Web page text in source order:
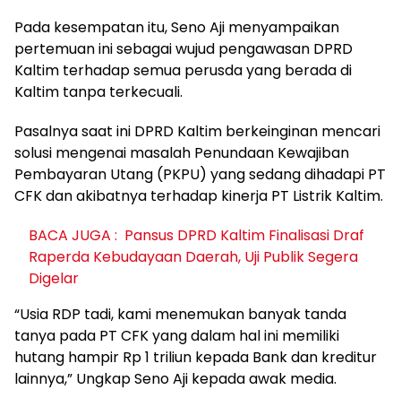
Pada kesempatan itu, Seno Aji menyampaikan
pertemuan ini sebagai wujud pengawasan DPRD
Kaltim terhadap semua perusda yang berada di
Kaltim tanpa terkecuali.
Pasalnya saat ini DPRD Kaltim berkeinginan mencari
solusi mengenai masalah Penundaan Kewajiban
Pembayaran Utang (PKPU) yang sedang dihadapi PT
CFK dan akibatnya terhadap kinerja PT Listrik Kaltim.
BACA JUGA : Pansus DPRD Kaltim Finalisasi Draf
Raperda Kebudayaan Daerah, Uji Publik Segera
Digelar
“Usia RDP tadi, kami menemukan banyak tanda
tanya pada PT CFK yang dalam hal ini memiliki
hutang hampir Rp 1 triliun kepada Bank dan kreditur
lainnya,” Ungkap Seno Aji kepada awak media.